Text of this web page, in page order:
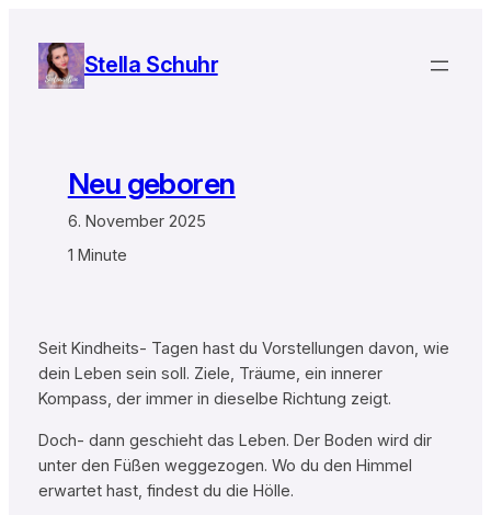
Inhalt
springen
Stella Schuhr
Neu geboren
6. November 2025
1 Minute
Seit Kindheits- Tagen hast du Vorstellungen davon, wie
dein Leben sein soll. Ziele, Träume, ein innerer
Kompass, der immer in dieselbe Richtung zeigt.
Doch- dann geschieht das Leben. Der Boden wird dir
unter den Füßen weggezogen. Wo du den Himmel
erwartet hast, findest du die Hölle.